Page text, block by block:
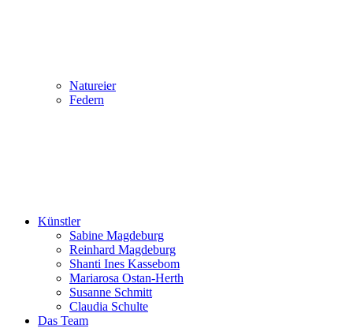
Natureier
Federn
Künstler
Sabine Magdeburg
Reinhard Magdeburg
Shanti Ines Kassebom
Mariarosa Ostan-Herth
Susanne Schmitt
Claudia Schulte
Das Team